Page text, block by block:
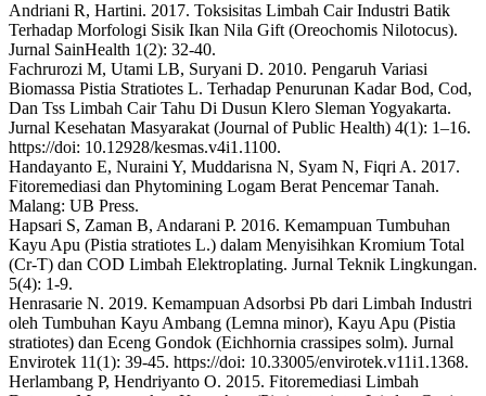
Andriani R, Hartini. 2017. Toksisitas Limbah Cair Industri Batik
Terhadap Morfologi Sisik Ikan Nila Gift (Oreochomis Nilotocus).
Jurnal SainHealth 1(2): 32-40.
Fachrurozi M, Utami LB, Suryani D. 2010. Pengaruh Variasi
Biomassa Pistia Stratiotes L. Terhadap Penurunan Kadar Bod, Cod,
Dan Tss Limbah Cair Tahu Di Dusun Klero Sleman Yogyakarta.
Jurnal Kesehatan Masyarakat (Journal of Public Health) 4(1): 1–16.
https://doi: 10.12928/kesmas.v4i1.1100.
Handayanto E, Nuraini Y, Muddarisna N, Syam N, Fiqri A. 2017.
Fitoremediasi dan Phytomining Logam Berat Pencemar Tanah.
Malang: UB Press.
Hapsari S, Zaman B, Andarani P. 2016. Kemampuan Tumbuhan
Kayu Apu (Pistia stratiotes L.) dalam Menyisihkan Kromium Total
(Cr-T) dan COD Limbah Elektroplating. Jurnal Teknik Lingkungan.
5(4): 1-9.
Henrasarie N. 2019. Kemampuan Adsorbsi Pb dari Limbah Industri
oleh Tumbuhan Kayu Ambang (Lemna minor), Kayu Apu (Pistia
stratiotes) dan Eceng Gondok (Eichhornia crassipes solm). Jurnal
Envirotek 11(1): 39-45. https://doi: 10.33005/envirotek.v11i1.1368.
Herlambang P, Hendriyanto O. 2015. Fitoremediasi Limbah